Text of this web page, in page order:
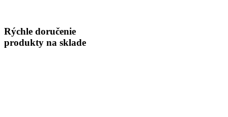
Rýchle doručenie
produkty na sklade